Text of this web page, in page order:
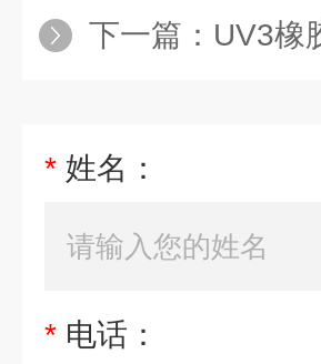
下一篇： UV3橡
* 姓名：
* 电话：